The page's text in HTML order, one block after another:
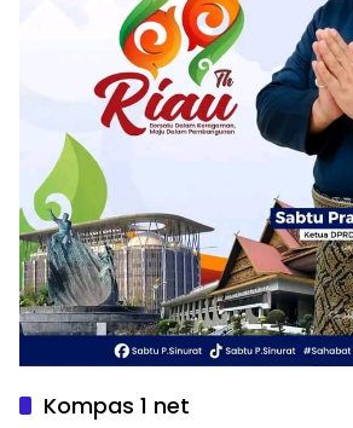
Kompas 1 net